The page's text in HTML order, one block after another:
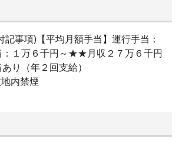
記事項)【平均月額手当】運行手当：
：１万６千円～★★月収２７万６千円
り（年２回支給）
内禁煙